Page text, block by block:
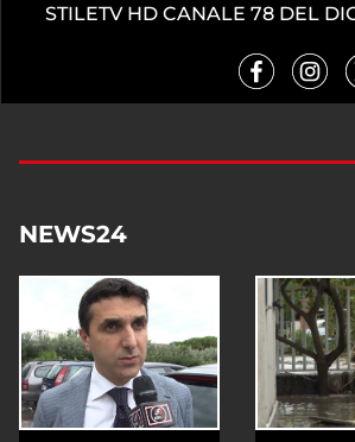
STILETV HD CANALE 78 DEL
NEWS24